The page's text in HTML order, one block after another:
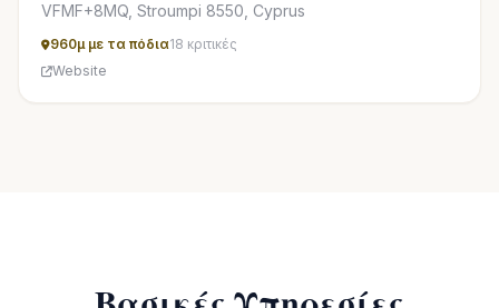
VFMF+8MQ, Stroumpi 8550, Cyprus
960μ με τα πόδια18 κριτικές
Website